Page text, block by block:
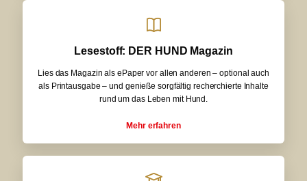
Lesestoff: DER HUND Magazin
Lies das Magazin als ePaper vor allen anderen – optional auch
als Printausgabe – und genieße sorgfältig recherchierte Inhalte
rund um das Leben mit Hund.
Mehr erfahren